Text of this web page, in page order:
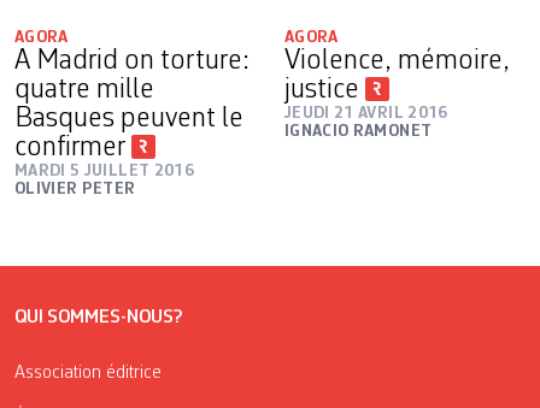
AGORA
A Madrid on torture:
quatre mille
Basques peuvent le
confirmer
MARDI 5 JUILLET 2016
OLIVIER PETER
AGORA
Violence, mémoire,
justice
JEUDI 21 AVRIL 2016
IGNACIO RAMONET
QUI SOMMES-NOUS?
Association éditrice